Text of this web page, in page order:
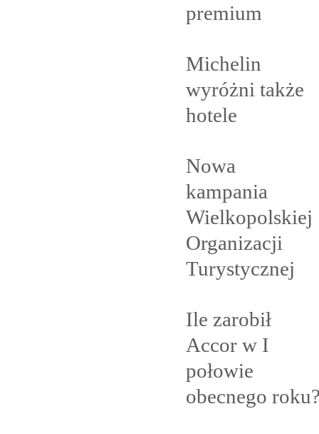
premium
Michelin
wyróżni także
hotele
Nowa
kampania
Wielkopolskiej
Organizacji
Turystycznej
Ile zarobił
Accor w I
połowie
obecnego